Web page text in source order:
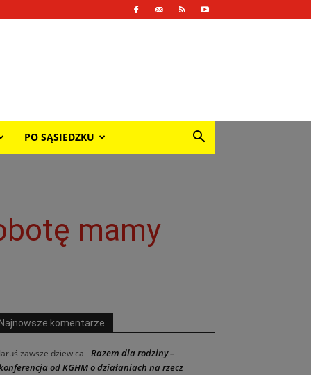
PO SĄSIEDZKU
mamy
komentarze
zawsze dziewica -Razem dla rodziny –
od KGHM o działaniach na rzecz